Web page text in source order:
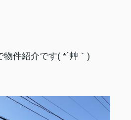
物件紹介です( *´艸｀)